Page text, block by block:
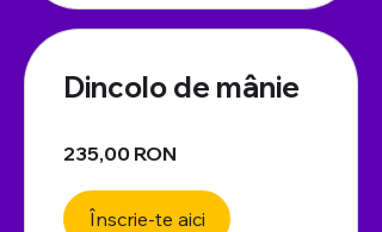
Dincolo de mânie
235,00 RON
Înscrie-te aici